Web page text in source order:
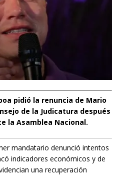
pidió la renuncia de Mario
de la Judicatura después
la Asamblea Nacional.
mandatario denunció intentos
indicadores económicos y de
una recuperación